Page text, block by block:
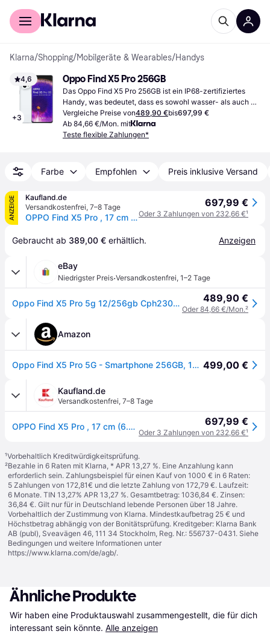
Für Shopper
Klarna/Shopping/Mobilgeräte & Wearables/Handys
4,6
+3
Oppo Find X5 Pro 256GB
Das Oppo Find X5 Pro 256GB ist ein IP68-zertifiziertes
Handy, was bedeutet, dass es sowohl wasser- als auch
staubdicht ist. Wenn du nicht viel Speicherplatz benötigst,
sollten 256GB ausreichend sein.
Vergleiche Preise von489,90 €bis697,99 €
Ab 84,66 €/Mon. mit
Teste flexible Zahlungen*
Farbe Empfohlen Preis inklusive Versand
ANZEIGE
Kaufland.de
Versandkostenfrei, 7–8 Tage
OPPO Find X5 Pro , 17 cm (6.7"), 12 GB, 256 GB, 50 MP, Android 12, Weiß
697,99 €
Oder 3 Zahlungen von 232,66 €¹
Gebraucht ab 389,00 € erhältlich. Anzeigen
eBay
Niedrigster Preis·Versandkostenfrei, 1–2 Tage
Oppo Find X5 Pro 5g 12/256gb Cph2305 Dual-sim Coloros Smartphone 6,7zoll 489,90 €
Oder 84,66 €/Mon.²
Amazon
Oppo Find X5 Pro 5G - Smartphone 256GB, 12GB RAM, Dual SIM, Schwarz 499,00 €
Kaufland.de
Versandkostenfrei, 7–8 Tage
OPPO Find X5 Pro , 17 cm (6.7"), 12 GB, 256 GB, 50 MP, Android 12, Weiß 697,99 €
Oder 3 Zahlungen von 232,66 €¹
¹Vorbehaltlich Kreditwürdigkeitsprüfung.
²Bezahle in 6 Raten mit Klarna, * APR 13,27 %. Eine Anzahlung kann
erforderlich sein. Zahlungsbeispiel für einen Kauf von 1000 € in 6 Raten:
5 Zahlungen von 172,81€ und die letzte Zahlung von 172,79 €. Laufzeit:
6 Monate. TIN 13,27% APR 13,27 %. Gesamtbetrag: 1036,84 €. Zinsen:
36,84 €. Gilt nur für in Deutschland lebende Personen über 18 Jahre.
Vorbehaltlich der Zustimmung von Klarna. Mindestkaufbetrag 25 € und
Höchstbetrag abhängig von der Bonitätsprüfung. Kreditgeber: Klarna Bank
AB (publ), Sveavägen 46, 111 34 Stockholm, Reg. Nr.: 556737-0431. Siehe
Bedingungen und weitere Informationen unter
https://www.klarna.com/de/agb/.
Ähnliche Produkte
Wir haben eine Produktauswahl zusammengestellt, die für dich
interessant sein könnte. Alle anzeigen